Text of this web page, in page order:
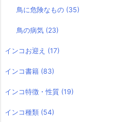
鳥に危険なもの (35)
鳥の病気 (23)
インコお迎え (17)
インコ書籍 (83)
インコ特徴・性質 (19)
インコ種類 (54)